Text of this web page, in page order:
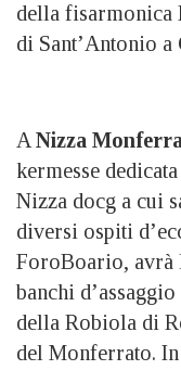
della fisarmonica
di Sant’Antonio a
ANizza
kermesse
Nizza docg a cui
diversi ospiti
ForoBoario, avrà
banchi
della Robiola di
del Monferrato.